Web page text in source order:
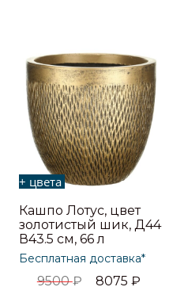
+ цвета
Кашпо Лотус, цвет
золотистый шик, Д44
В43.5 см, 66 л
Бесплатная доставка*
9500₽ 8075 ₽